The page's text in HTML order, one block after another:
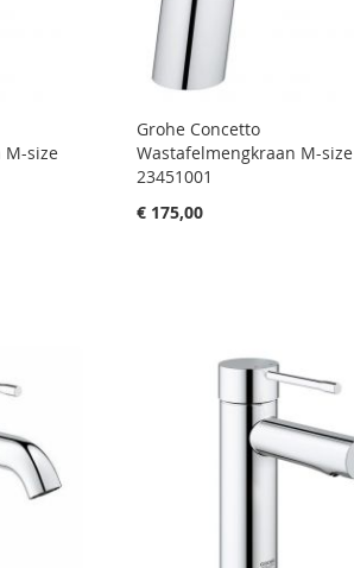
M-size
Grohe Concetto
Wastafelmengkraan M-size
23451001
€ 175,00